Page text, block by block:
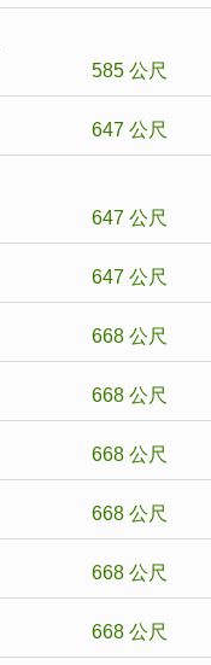
585 公尺
647 公尺
647 公尺
647 公尺
668 公尺
668 公尺
668 公尺
668 公尺
668 公尺
668 公尺